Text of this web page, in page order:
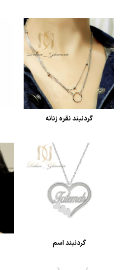
گردنبند نقره زنانه
گردنبند اسم